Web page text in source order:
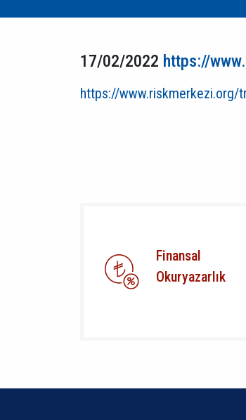
17/02/2022 https://
https://www.riskmerkezi.org/
Finansal
Okuryazarlık